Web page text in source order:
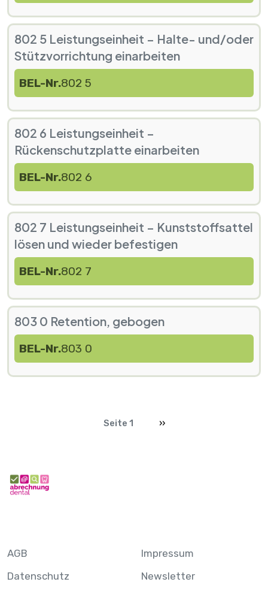
802 5 Leistungseinheit – Halte- und/oder
Stützvorrichtung einarbeiten
BEL-Nr.802 5
802 6 Leistungseinheit –
Rückenschutzplatte einarbeiten
BEL-Nr.802 6
802 7 Leistungseinheit – Kunststoffsattel
lösen und wieder befestigen
BEL-Nr.802 7
803 0 Retention, gebogen
BEL-Nr.803 0
Seite 1 Nächste Seite
››
AGB
Datenschutz
Impressum
Newsletter